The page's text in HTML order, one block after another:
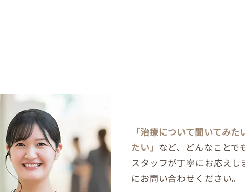
は、効果を高めるために刺激
があり、これが「痛み」や「知
とがありました。また、施術後
「治療について聞いてみ
たい」 など、どんなことで
スタッフが丁寧にお応え
にお問い合わせください。